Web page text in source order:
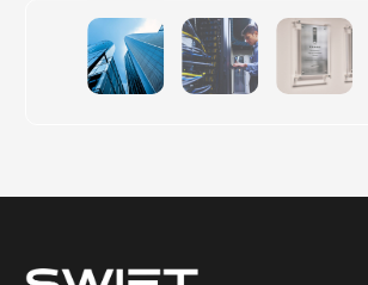
der Luxuswohntürme in